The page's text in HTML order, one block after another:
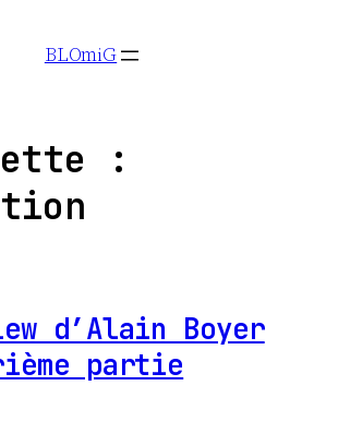
BLOmiG
:
d’Alain Boyer
partie